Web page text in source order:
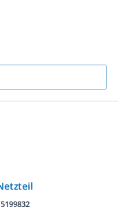
5199832